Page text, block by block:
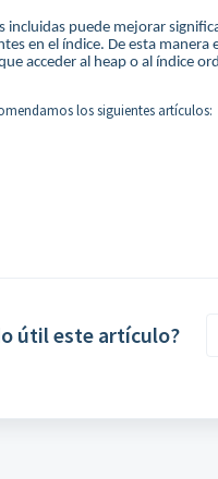
incluidas puede mejorar
en el índice. De esta
acceder al heap o al índice
los siguientes artículos:
útil este artículo?